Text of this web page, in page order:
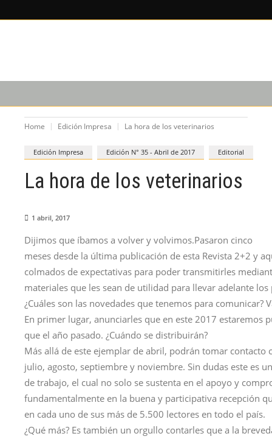
Home Edición Impresa La hora de los veterinarios
Edición Impresa Edición N° 35 - Abril de 2017 Editorial
La hora de los veterinarios
1 abril, 2017
Dijimos que íbamos a volver y volvimos.Pasaron cinco
meses desde la última publicación de esta Revista 2+2 y
colmados de expectativas para poder transmitirles
materiales que les sean de utilidad para llevar adelante
¿Cuáles son las novedades que tenemos para comunicar?
En primer lugar, anunciarles que en este 2017 estaremos
que el año pasado. ¿Cuándo se distribuirán?
Más allá de este ejemplar de abril, podrán tomar contacto
julio, agosto, septiembre y noviembre. Sin dudas este es
de trabajo, el cual no solo se sustenta en el apoyo y
fundamentalmente en la buena y participativa recepción
en cada uno de sus más de 5.500 lectores en todo el país.
¿Qué más? Es también un orgullo contarles que a la